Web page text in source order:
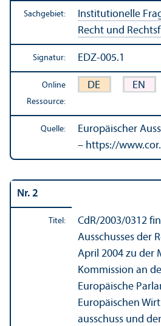
Sachgebiet: Institutionelle
Recht und
Signatur: EDZ-005.1
Online
Ressource:
DE EN
Quelle:
Europäischer
– https://
Nr. 2
Titel: CdR/2003/0312
Ausschusses der
April 2004 zu der
Kommission an
Europäische
Europäischen
ausschuss und